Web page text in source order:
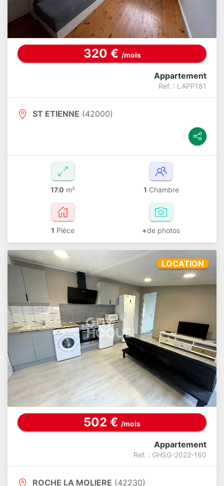
320 € /mois
Appartement
Ref. : LAPP181
ST ETIENNE (42000)
17.0 m² 1 Chambre
1 Pièce +de photos
LOCATION
502 € /mois
Appartement
Ref. : GHSG-2022-160
ROCHE LA MOLIERE (42230)